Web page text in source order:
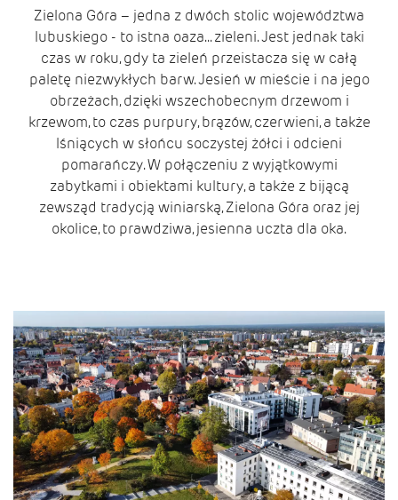
Zielona Góra – jedna z dwóch stolic województwa
lubuskiego - to istna oaza... zieleni. Jest jednak taki
czas w roku, gdy ta zieleń przeistacza się w całą
paletę niezwykłych barw. Jesień w mieście i na jego
obrzeżach, dzięki wszechobecnym drzewom i
krzewom, to czas purpury, brązów, czerwieni, a także
lśniących w słońcu soczystej żółci i odcieni
pomarańczy. W połączeniu z wyjątkowymi
zabytkami i obiektami kultury, a także z bijącą
zewsząd tradycją winiarską, Zielona Góra oraz jej
okolice, to prawdziwa, jesienna uczta dla oka.